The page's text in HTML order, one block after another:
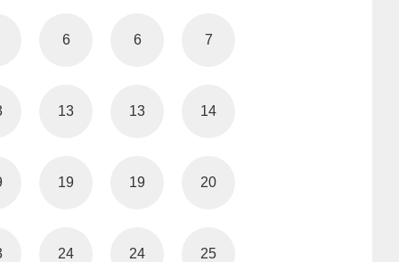
6 6 7
13 13 14
19 19 20
24 24 25